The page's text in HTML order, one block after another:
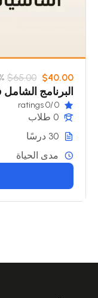
$65.00 $40.00
البرنامج
0
/0 ratings
0 طلاب
30 درسًا
مدى الحياة